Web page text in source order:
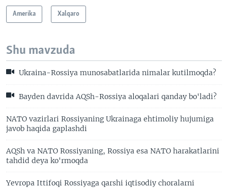
Amerika Xalqaro
Shu mavzuda
Ukraina-Rossiya munosabatlarida nimalar kutilmoqda?
Bayden davrida AQSh-Rossiya aloqalari qanday bo'ladi?
NATO vazirlari Rossiyaning Ukrainaga ehtimoliy hujumiga
javob haqida gaplashdi
AQSh va NATO Rossiyaning, Rossiya esa NATO harakatlarini
tahdid deya ko'rmoqda
Yevropa Ittifoqi Rossiyaga qarshi iqtisodiy choralarni